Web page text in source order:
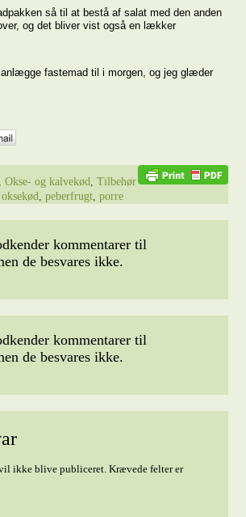
så til at bestå af salat med den anden
og det bliver vist også en lækker
fastemad til i morgen, og jeg glæder
,Okse- og kalvekød,Tilbehør
oksekød,peberfrugt,porre
kommentarer til
de besvares ikke.
kommentarer til
de besvares ikke.
ikke blive publiceret. Krævede felter er